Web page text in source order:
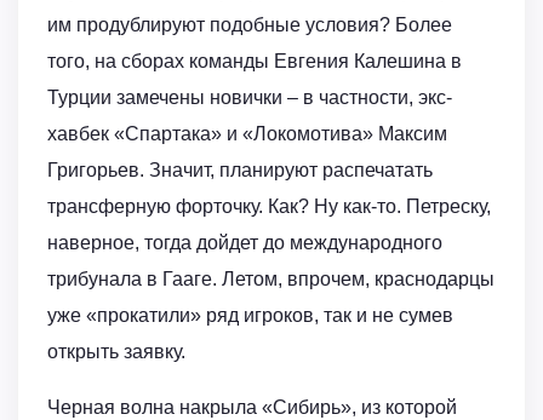
им продублируют подобные условия? Более
того, на сборах команды Евгения Калешина в
Турции замечены новички – в частности, экс-
хавбек «Спартака» и «Локомотива» Максим
Григорьев. Значит, планируют распечатать
трансферную форточку. Как? Ну как-то. Петреску,
наверное, тогда дойдет до международного
трибунала в Гааге. Летом, впрочем, краснодарцы
уже «прокатили» ряд игроков, так и не сумев
открыть заявку.
Черная волна накрыла «Сибирь», из которой